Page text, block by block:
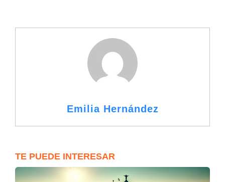
Emilia Hernández
TE PUEDE INTERESAR